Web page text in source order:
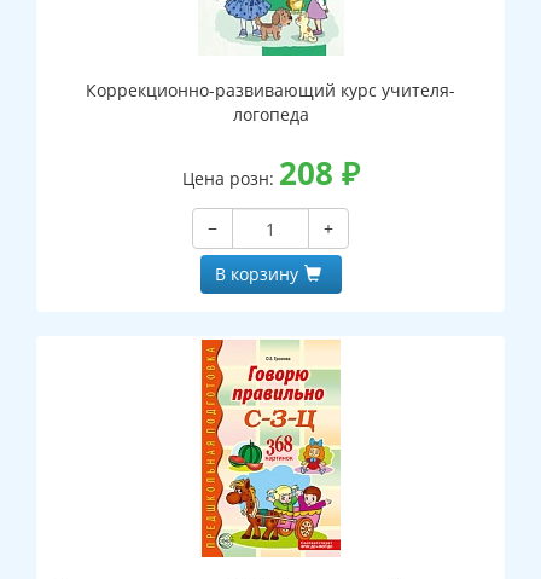
Коррекционно-развивающий курс учителя-
логопеда
Цена розн: 208 ₽
−
+
В корзину